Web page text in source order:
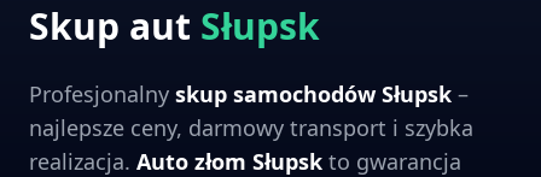
Skup aut Słupsk
Profesjonalny skup samochodówSłupsk –
najlepsze ceny, darmowy transport i szybka
realizacja. Auto złom Słupsk to gwarancja